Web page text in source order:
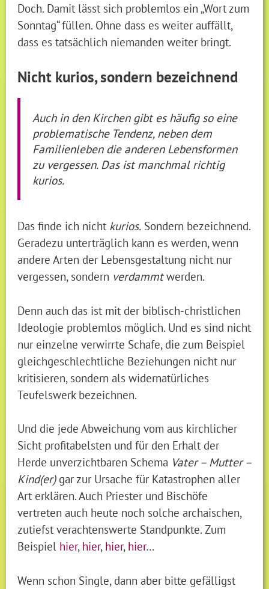
Doch. Damit lässt sich problemlos ein „Wort zum
Sonntag“ füllen. Ohne dass es weiter auffällt,
dass es tatsächlich niemanden weiter bringt.
Nicht kurios, sondern bezeichnend
Auch in den Kirchen gibt es häufig so eine
problematische Tendenz, neben dem
Familienleben die anderen Lebensformen
zu vergessen. Das ist manchmal richtig
kurios.
Das finde ich nicht kurios. Sondern bezeichnend.
Geradezu unterträglich kann es werden, wenn
andere Arten der Lebensgestaltung nicht nur
vergessen, sondern verdammtwerden.
Denn auch das ist mit der biblisch-christlichen
Ideologie problemlos möglich. Und es sind nicht
nur einzelne verwirrte Schafe, die zum Beispiel
gleichgeschlechtliche Beziehungen nicht nur
kritisieren, sondern als widernatürliches
Teufelswerk bezeichnen.
Und die jede Abweichung vom aus kirchlicher
Sicht profitabelsten und für den Erhalt der
Herde unverzichtbaren Schema Vater – Mutter –
Kind(er) gar zur Ursache für Katastrophen aller
Art erklären. Auch Priester und Bischöfe
vertreten auch heute noch solche archaischen,
zutiefst verachtenswerte Standpunkte. Zum
Beispiel hier, hier, hier, hier…
Wenn schon Single, dann aber bitte gefälligst